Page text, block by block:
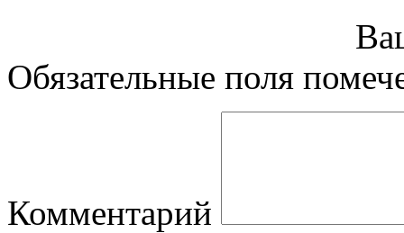
Обязательные поля
Комментарий